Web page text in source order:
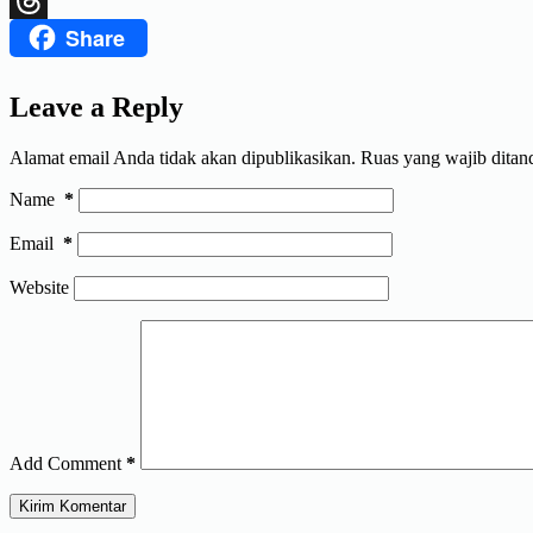
ThreadsShare
Leave a Reply
Alamat email Anda tidak akan dipublikasikan. Ruas yang wajib
Name *
Email *
Website
Add Comment *
Kirim Komentar